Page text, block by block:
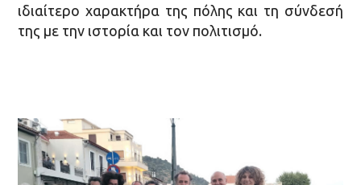
ιδιαίτερο χαρακτήρα της πόλης και τη σύνδεσή
της με την ιστορία και τον πολιτισμό.